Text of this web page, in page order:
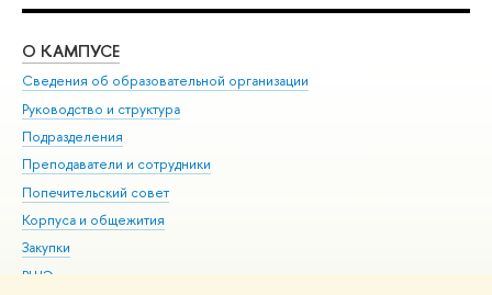
О КАМПУСЕ
Сведения об образовательной организации
Руководство и структура
Подразделения
Преподаватели и сотрудники
Попечительский совет
Корпуса и общежития
Закупки
ВШЭ для студентов с ограниченными возможностями